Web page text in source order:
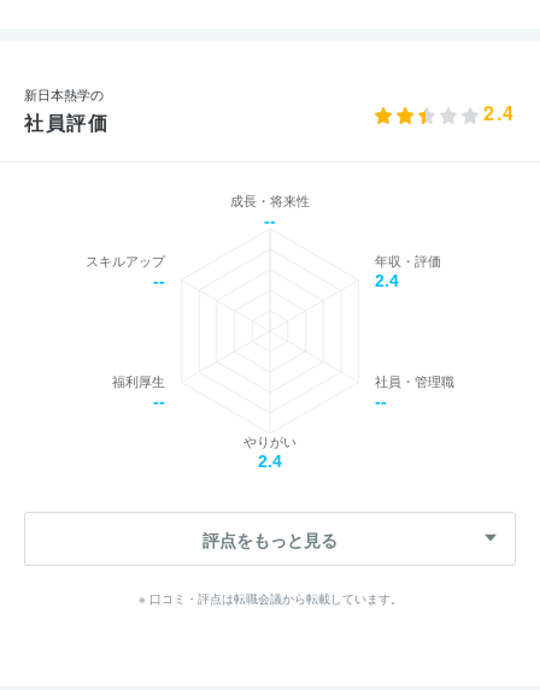
新日本熱学の
社員評価 2.4
成長・将来性
--
年収・評価
2.4
社員・管理職
--
やりがい
2.4
福利厚生
--
スキルアップ
--
評点をもっと見る
※ 口コミ・評点は転職会議から転載しています。